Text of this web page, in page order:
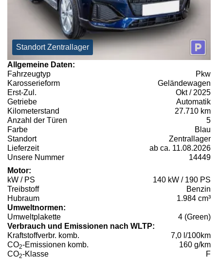
Standort Zentrallager
Allgemeine Daten:
Fahrzeugtyp
Pkw
Karosserieform
Geländewagen
Erst-Zul.
Okt / 2025
Getriebe
Automatik
Kilometerstand
27.710 km
Anzahl der Türen
5
Farbe
Blau
Standort
Zentrallager
Lieferzeit
ab ca. 11.08.2026
Unsere Nummer
14449
Motor:
kW / PS
140 kW / 190 PS
Treibstoff
Benzin
Hubraum
1.984 cm³
Umweltnormen:
Umweltplakette
4 (Green)
Verbrauch und Emissionen nach WLTP:
Kraftstoffverbr. komb.
7,0 l/100km
CO2-Emissionen komb.
160 g/km
CO2-Klasse F